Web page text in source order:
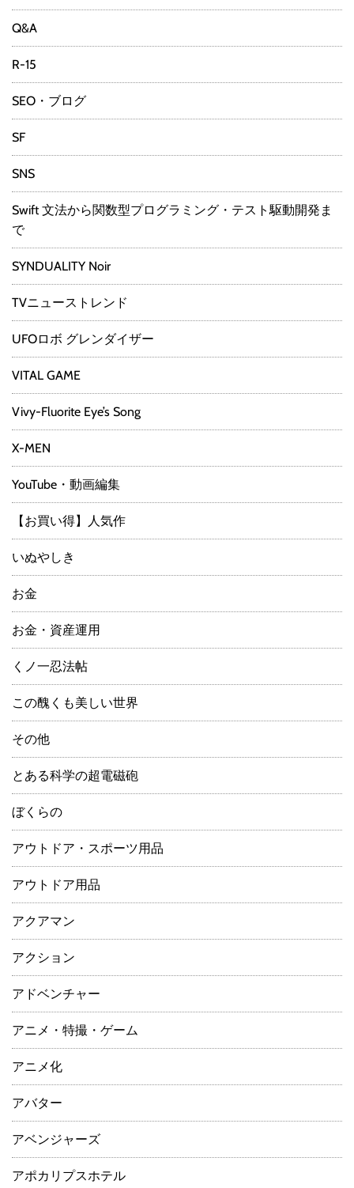
Q&A
R-15
SEO・ブログ
SF
SNS
Swift 文法から関数型プログラミング・テスト駆動開発ま
で
SYNDUALITY Noir
TVニューストレンド
UFOロボ グレンダイザー
VITAL GAME
Vivy-Fluorite Eye’s Song
X-MEN
YouTube・動画編集
【お買い得】人気作
いぬやしき
お金
お金・資産運用
くノ一忍法帖
この醜くも美しい世界
その他
とある科学の超電磁砲
ぼくらの
アウトドア・スポーツ用品
アウトドア用品
アクアマン
アクション
アドベンチャー
アニメ・特撮・ゲーム
アニメ化
アバター
アベンジャーズ
アポカリプスホテル